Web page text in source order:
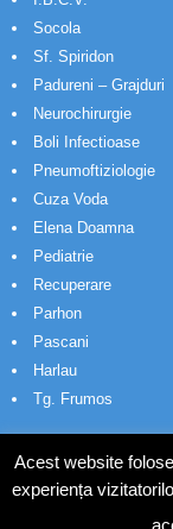
Socola
Sf. Spiridon
Padureni – Grajduri
Neurochirurgie
Boli Infectioase
Pneumoftiziologie
Cuza Voda
Elena Doamna
Pediatrie
Recuperare
Parhon
Pascani
Harlau
Tg. Frumos
Acest website
experiența